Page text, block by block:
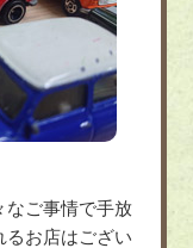
なご事情で手放
るお店はござい